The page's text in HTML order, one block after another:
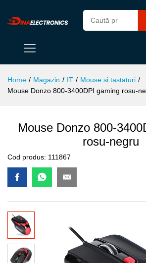
Home / Magazin / IT / Mouse si tastaturi /
Mouse Donzo 800-3400DPI gaming rosu-
Mouse Donzo 800-
rosu-negru
Cod produs: 111867